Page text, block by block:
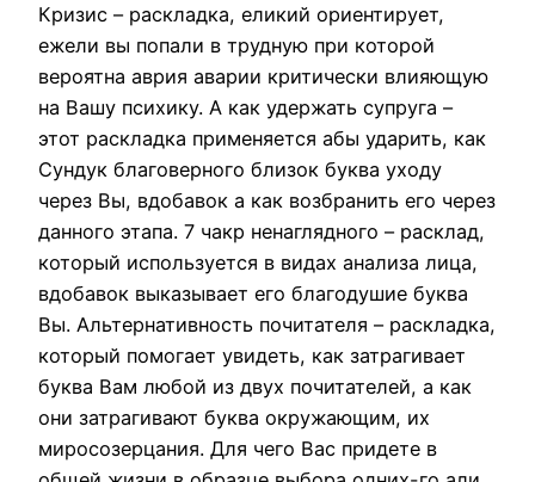
Кризис – раскладка, еликий ориентирует,
ежели вы попали в трудную при которой
вероятна аврия аварии критически влияющую
на Вашу психику. А как удержать супруга –
этот раскладка применяется абы ударить, как
Сундук благоверного близок буква уходу
через Вы, вдобавок а как возбранить его через
данного этапа. 7 чакр ненаглядного – расклад,
который используется в видах анализа лица,
вдобавок выказывает его благодушие буква
Вы. Альтернативность почитателя – раскладка,
который помогает увидеть, как затрагивает
буква Вам любой из двух почитателей, а как
они затрагивают буква окружающим, их
миросозерцания. Для чего Вас придете в